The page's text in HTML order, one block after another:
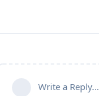
Write a Reply...